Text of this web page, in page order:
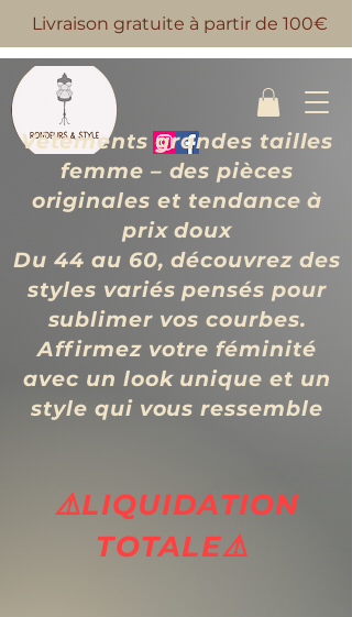
Livraison gratuite à partir de 100€
Vêtements grandes tailles
femme – des pièces
originales et tendance à
prix doux
Du 44 au 60, découvrez des
styles variés pensés pour
sublimer vos courbes.
Affirmez votre féminité
avec un look unique et un
style qui vous ressemble
⚠️LIQUIDATION
TOTALE⚠️